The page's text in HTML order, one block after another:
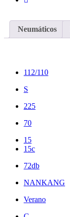
Neumáticos
112/110
S
225
70
15
15c
72db
NANKANG
Verano